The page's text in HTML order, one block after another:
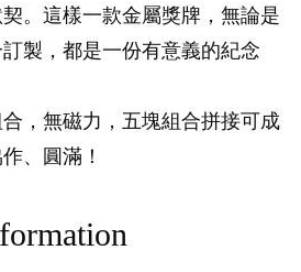
。這樣一款金屬獎牌，無論是
製，都是一份有意義的紀念
，無磁力，五塊組合拼接可成
、圓滿！